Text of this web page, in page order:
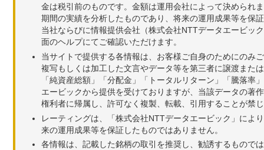
金は税引前のものです。金額は運用会社によって決められ
期間の実績を分析したものであり、将来の運用成果等を保
当社ならびに情報提供会社（株式会社NTTデータエービッ
面のヘルプにてご確認いただけます。
当サイトで提供する各情報は、お客様ご自身のためにのみ
複写もしくは加工した文言やデータ等を第三者に譲渡また
「純資産総額」「分配金」「トータルリターン」「騰落
エービックから提供を受けておりますが、当該データの著
権利者に帰属し、許可なく複製、転載、引用することが禁
レーティングは、「株式会社NTTデータエービック」によ
来の運用成果等を保証したものではありません。
各情報は、記載した銘柄の取引を推奨し、勧誘するもので